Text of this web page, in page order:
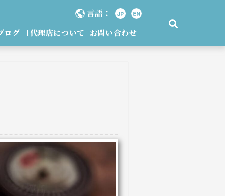
言語：
ログ 代理店について お問い合わせ